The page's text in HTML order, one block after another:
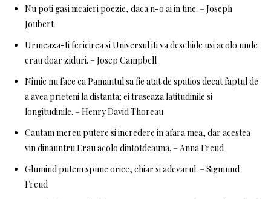
Nu poti gasi nicaieri poezie, daca n-o ai in tine. – Joseph
Joubert
Urmeaza-ti fericirea si Universul iti va deschide usi acolo unde
erau doar ziduri. – Josep Campbell
Nimic nu face ca Pamantul sa fie atat de spatios decat faptul de
a avea prieteni la distanta; ei traseaza latitudinile si
longitudinile. – Henry David Thoreau
Cautam mereu putere si incredere in afara mea, dar acestea
vin dinauntru.Erau acolo dintotdeauna. – Anna Freud
Glumind putem spune orice, chiar si adevarul. – Sigmund
Freud